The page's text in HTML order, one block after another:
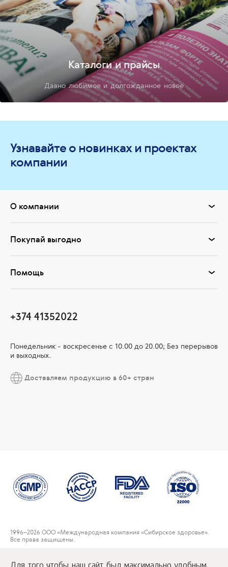
Каталоги и прайсы
Давно любимое и долгожданное новое
Узнавайте о новинках и проектах
компании
О компании
Покупай выгодно
Помощь
+374 41352022
Понедельник - воскресенье с 10.00 до 20.00; Без перерывов
и выходных.
Доставляем продукцию в 60+ стран
1996–2026 ООО «Международная компания «Сибирское здоровье».
Все права защищены.